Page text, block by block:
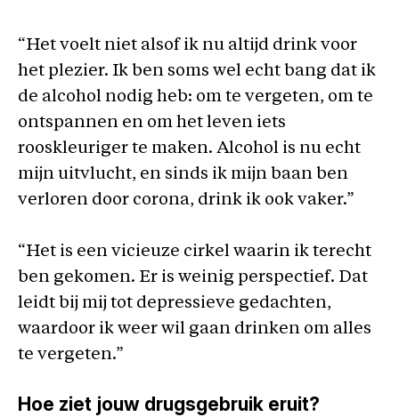
“Het voelt niet alsof ik nu altijd drink voor
het plezier. Ik ben soms wel echt bang dat ik
de alcohol nodig heb: om te vergeten, om te
ontspannen en om het leven iets
rooskleuriger te maken. Alcohol is nu echt
mijn uitvlucht, en sinds ik mijn baan ben
verloren door corona, drink ik ook vaker.”
“Het is een vicieuze cirkel waarin ik terecht
ben gekomen. Er is weinig perspectief. Dat
leidt bij mij tot depressieve gedachten,
waardoor ik weer wil gaan drinken om alles
te vergeten.”
Hoe ziet jouw drugsgebruik eruit?